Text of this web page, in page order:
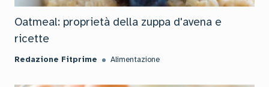
Oatmeal: proprietà della zuppa d'avena e
ricette
Redazione Fitprime Alimentazione